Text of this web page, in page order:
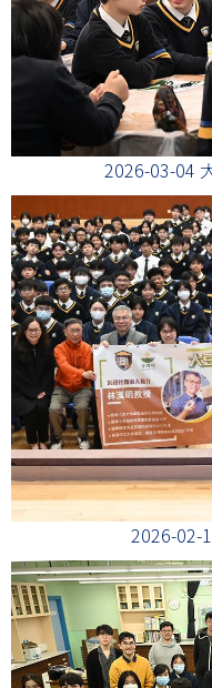
2026-03-04
2026-02-